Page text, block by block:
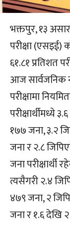
भक्तपुर, १३ असार :
परीक्षा (एसइई)
६१.८१ प्रतिशत
आज सार्वजनिक
परीक्षामा
परीक्षार्थीमध्ये
१७७ जना, ३.२
जना र २.८
जना परीक्षार्थी
त्यसैगरी २.४
४७९ जना, २
जना र १.६ देखि